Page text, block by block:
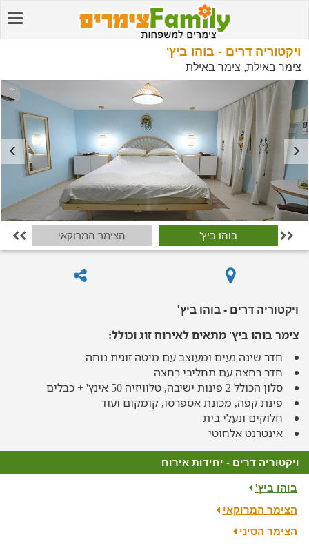
ויקטוריה דרים - בוהו ביץ'
צימר באילת, צימר באילת
בוהו ביץ' הצימר המרוקאי 

ויקטוריה דרים - בוהו ביץ'
צימר בוהו ביץ' מתאים לאירוח זוג וכולל:
חדר שינה נעים ומעוצב עם מיטה זוגית נוחה
חדר רחצה עם תחליבי רחצה
סלון הכולל 2 פינות ישיבה, טלוויזיה 50 אינץ' + כבלים
פינת קפה, מכונת אספרסו, קומקום ועוד
חלוקים ונעלי בית
אינטרנט אלחוטי
ויקטוריה דרים - יחידות אירוח
בוהו ביץ'
הצימר המרוקאי
הצימר הסיני